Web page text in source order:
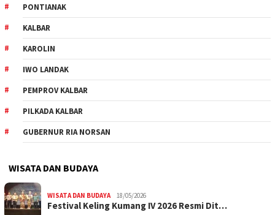
PONTIANAK
KALBAR
KAROLIN
IWO LANDAK
PEMPROV KALBAR
PILKADA KALBAR
GUBERNUR RIA NORSAN
WISATA DAN BUDAYA
WISATA DAN BUDAYA 18/05/2026
Festival Keling Kumang IV 2026 Resmi Dit…